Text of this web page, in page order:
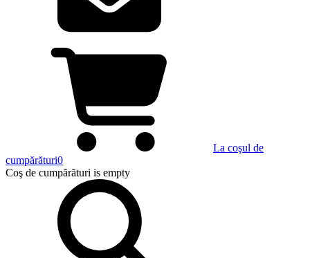
La coşul de
cumpărături0
Coş de cumpărături is empty